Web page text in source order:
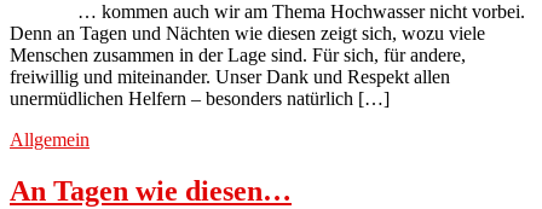
… kommen auch wir am Thema Hochwasser nicht vorbei.
Denn an Tagen und Nächten wie diesen zeigt sich, wozu viele
Menschen zusammen in der Lage sind. Für sich, für andere,
freiwillig und miteinander. Unser Dank und Respekt allen
unermüdlichen Helfern – besonders natürlich […]
Allgemein
An Tagen wie diesen…